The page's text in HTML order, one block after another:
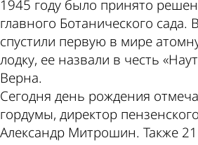
1945 году было принято
главного Ботанического
спустили первую в мире
лодку, ее назвали в честь
Верна.
Сегодня день рождения
гордумы, директор
Александр Митрошин. Также